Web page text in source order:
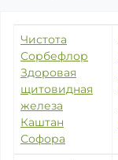
Чистота
Сорбефлор
Здоровая
щитовидная
железа
Каштан
Софора